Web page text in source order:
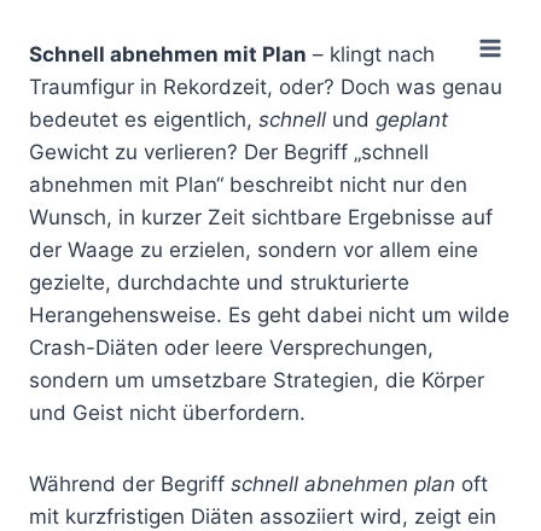
Inhalt
springen
Schnell abnehmen mit Plan – klingt nach
Traumfigur in Rekordzeit, oder? Doch was genau
bedeutet es eigentlich, schnell und geplant
Gewicht zu verlieren? Der Begriff „schnell
abnehmen mit Plan“ beschreibt nicht nur den
Wunsch, in kurzer Zeit sichtbare Ergebnisse auf
der Waage zu erzielen, sondern vor allem eine
gezielte, durchdachte und strukturierte
Herangehensweise. Es geht dabei nicht um wilde
Crash-Diäten oder leere Versprechungen,
sondern um umsetzbare Strategien, die Körper
und Geist nicht überfordern.
Während der Begriff schnell abnehmen plan oft
mit kurzfristigen Diäten assoziiert wird, zeigt ein